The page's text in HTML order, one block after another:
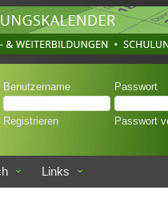
Benutzername Passwort
Registrieren Passwort
Links